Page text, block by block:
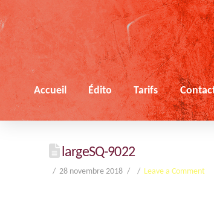
Accueil Édito Tarifs
largeSQ-9022
28 novembre 2018 Leave a Comment